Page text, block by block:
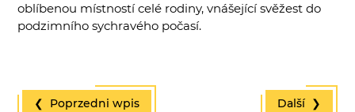
oblíbenou místností celé rodiny, vnášející svěžest do
podzimního sychravého počasí.
❮ Poprzedni wpis Další ❯